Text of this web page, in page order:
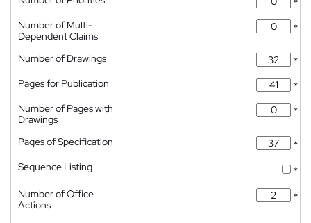
*
Number of Multi-
Dependent Claims
*
Number of Drawings
*
Pages for Publication
*
Number of Pages with
Drawings
*
Pages of Specification
*
Sequence Listing
*
Number of Office
Actions
*